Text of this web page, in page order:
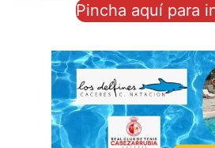
Pincha aquí para